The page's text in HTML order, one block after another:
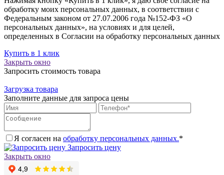
обработку моих персональных данных, в соответствии с
Федеральным законом от 27.07.2006 года №152-ФЗ «О
персональных данных», на условиях и для целей,
определенных в Согласии на обработку персональных данных
Купить в 1 клик
Закрыть окно
Запросить стоимость товара
Загрузка товара
Заполните данные для запроса цены
Я согласен на обработку персональных данных.*
Запросить цену
Закрыть окно